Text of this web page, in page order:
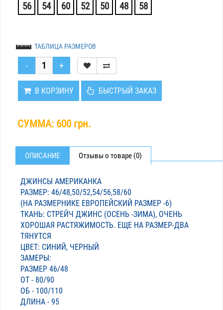
56 54 60 52 50 48 58
ТАБЛИЦА РАЗМЕРОВ
В КОРЗИНУ БЫСТРЫЙ ЗАКАЗ
СУММА: 600 грн.
ОПИСАНИЕ Отзывы о товаре (0)
ДЖИНСЫ АМЕРИКАНКА
РАЗМЕР: 46/48,50/52,54/56,58/60
(НА РАЗМЕРНИКЕ ЕВРОПЕЙСКИЙ РАЗМЕР -6)
ТКАНЬ: СТРЕЙЧ ДЖИНС (ОСЕНЬ -ЗИМА), ОЧЕНЬ
ХОРОШАЯ РАСТЯЖИМОСТЬ. ЕЩЕ НА РАЗМЕР-ДВА
ТЯНУТСЯ
ЦВЕТ: СИНИЙ, ЧЕРНЫЙ
ЗАМЕРЫ:
РАЗМЕР 46/48
ОТ - 80/90
ОБ - 100/110
ДЛИНА - 95